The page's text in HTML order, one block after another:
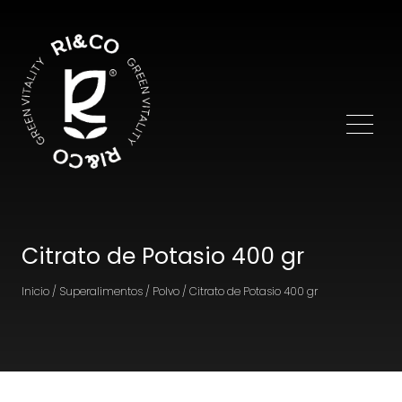
Citrato de Potasio 400 gr
Inicio / Superalimentos / Polvo / Citrato de Potasio 400 gr